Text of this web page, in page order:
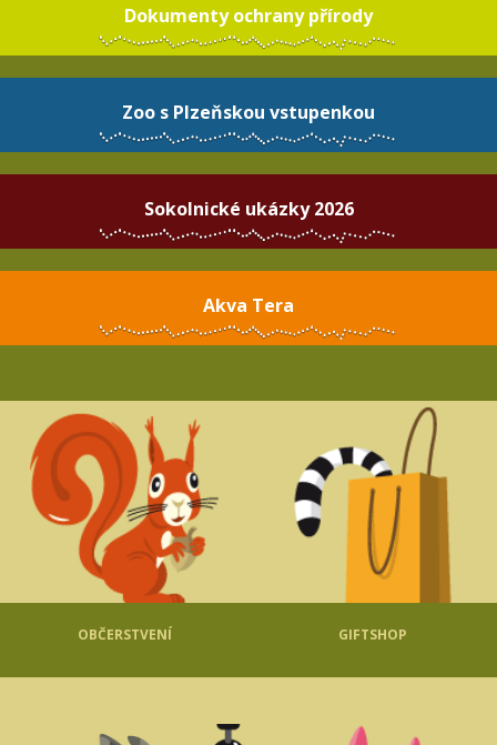
Dokumenty ochrany přírody
Zoo s Plzeňskou vstupenkou
Sokolnické ukázky 2026
Akva Tera
OBČERSTVENÍ GIFTSHOP